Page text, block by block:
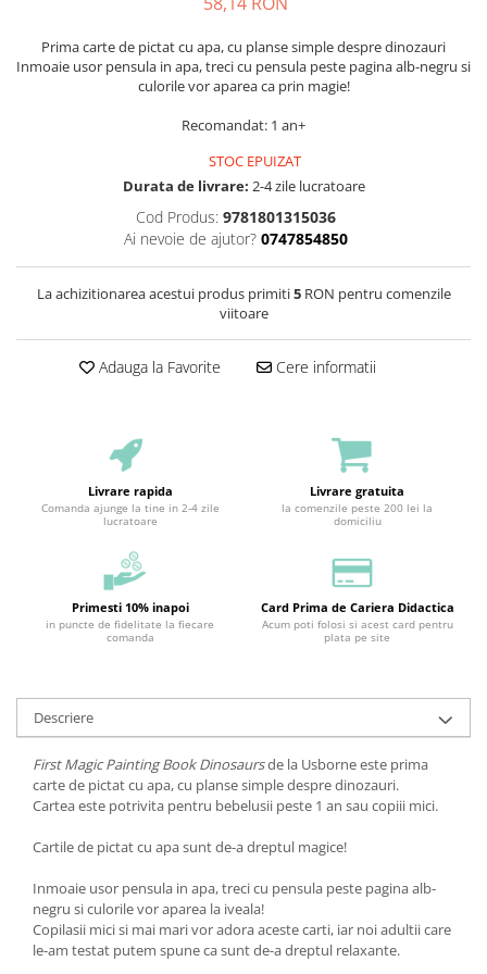
Prima carte de pictat cu apa, cu planse simple despre dinozauri
Inmoaie usor pensula in apa, treci cu pensula peste pagina alb-negru si
culorile vor aparea ca prin magie!
Recomandat: 1 an+
STOC EPUIZAT
Durata de livrare: 2-4 zile lucratoare
Cod Produs: 9781801315036
Ai nevoie de ajutor? 0747854850
La achizitionarea acestui produs primiti5RON pentru comenzile
viitoare
Adauga la Favorite Cere informatii
Livrare rapida
Comanda ajunge la tine in 2-4 zile
lucratoare
Livrare gratuita
la comenzile peste 200 lei la
domiciliu
Primesti 10% inapoi
in puncte de fidelitate la fiecare
comanda
Card Prima de Cariera Didactica
Acum poti folosi si acest card pentru
plata pe site
Descriere
First Magic Painting Book Dinosaursde la Usborne este prima
carte de pictat cu apa, cu planse simple despre dinozauri.
Cartea este potrivita pentru bebelusii peste 1 an sau copiii mici.
Cartile de pictat cu apa sunt de-a dreptul magice!
Inmoaie usor pensula in apa, treci cu pensula peste pagina alb-
negru si culorile vor aparea la iveala!
Copilasii mici si mai mari vor adora aceste carti, iar noi adultii care
le-am testat putem spune ca sunt de-a dreptul relaxante.